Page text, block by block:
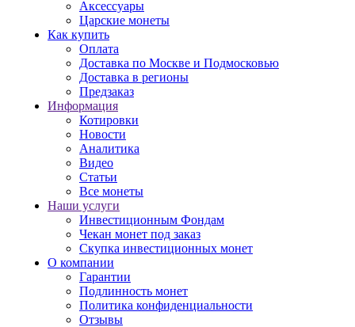
Аксессуары
Царские монеты
Как купить
Оплата
Доставка по Москве и Подмосковью
Доставка в регионы
Предзаказ
Информация
Котировки
Новости
Аналитика
Видео
Статьи
Все монеты
Наши услуги
Инвестиционным Фондам
Чекан монет под заказ
Скупка инвестиционных монет
О компании
Гарантии
Подлинность монет
Политика конфиденциальности
Отзывы